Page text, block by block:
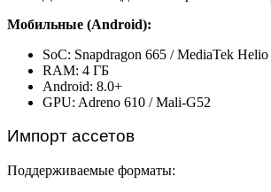
Мобильные (Android):
SoC: Snapdragon 665 / MediaTek
RAM: 4 ГБ
Android: 8.0+
GPU: Adreno 610 / Mali-G52
Импорт ассетов
Поддерживаемые форматы: